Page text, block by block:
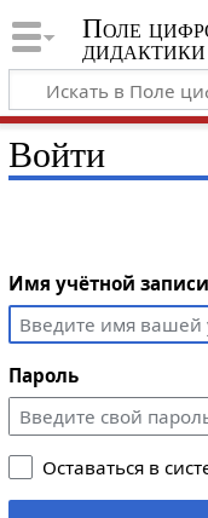
Поле
дидактики
Войти
Имя учётной записи
Пароль
Оставаться в